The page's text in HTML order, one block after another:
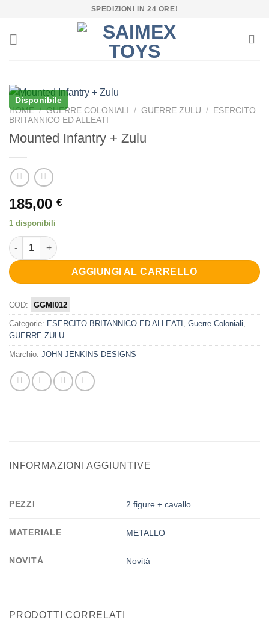
contenuti
SPEDIZIONI IN 24 ORE!
Disponibile
HOME / GUERRE COLONIALI / GUERRE ZULU /
ESERCITO
BRITANNICO ED ALLEATI
Mounted Infantry + Zulu
185,00 €
1 disponibili
Mounted Infantry + Zulu quantità
AGGIUNGI AL CARRELLO
COD: GGMI012
Categorie: ESERCITO BRITANNICO ED ALLEATI , Guerre Coloniali,
GUERRE ZULU
Marchio: JOHN JENKINS DESIGNS
INFORMAZIONI AGGIUNTIVE
PEZZI 2 figure + cavallo
MATERIALE METALLO
NOVITÀ Novità
PRODOTTI CORRELATI